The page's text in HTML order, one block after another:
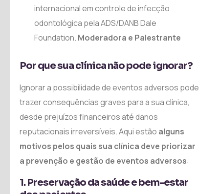
internacional em controle de infecção
odontológica pela ADS/DANB Dale
Foundation. Moderadora e Palestrante
Por que sua clínica não pode ignorar?
Ignorar a possibilidade de eventos adversos pode
trazer consequências graves para a sua clínica,
desde prejuízos financeiros até danos
reputacionais irreversíveis. Aqui estão alguns
motivos pelos quais sua clínica deve priorizar
a prevenção e gestão de eventos adversos:
1. Preservação da saúde e bem-estar